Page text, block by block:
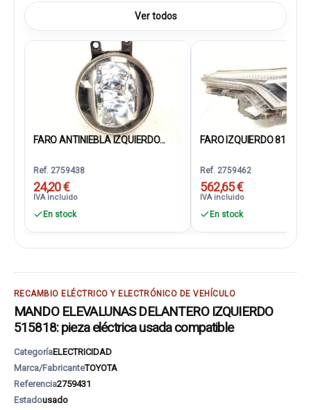
Ver todos
FARO ANTINIEBLA IZQUIERDO...
Ref. 2759438
24,20 €
IVA incluido
En stock
FARO IZQUIERDO
Ref. 2759462
562,65 €
IVA incluido
En stock
RECAMBIO ELÉCTRICO Y ELECTRÓNICO DE VEHÍCULO
MANDO ELEVALUNAS DELANTERO IZQUIERDO
515818: pieza eléctrica usada compatible
CategoríaELECTRICIDAD
Marca/FabricanteTOYOTA
Referencia2759431
Estadousado